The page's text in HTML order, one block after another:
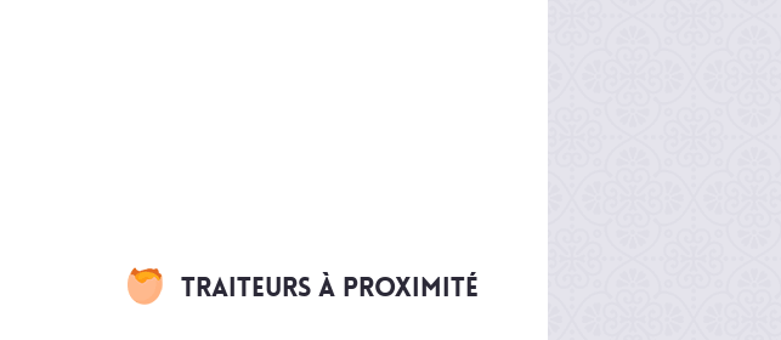
Traiteurs à proximité